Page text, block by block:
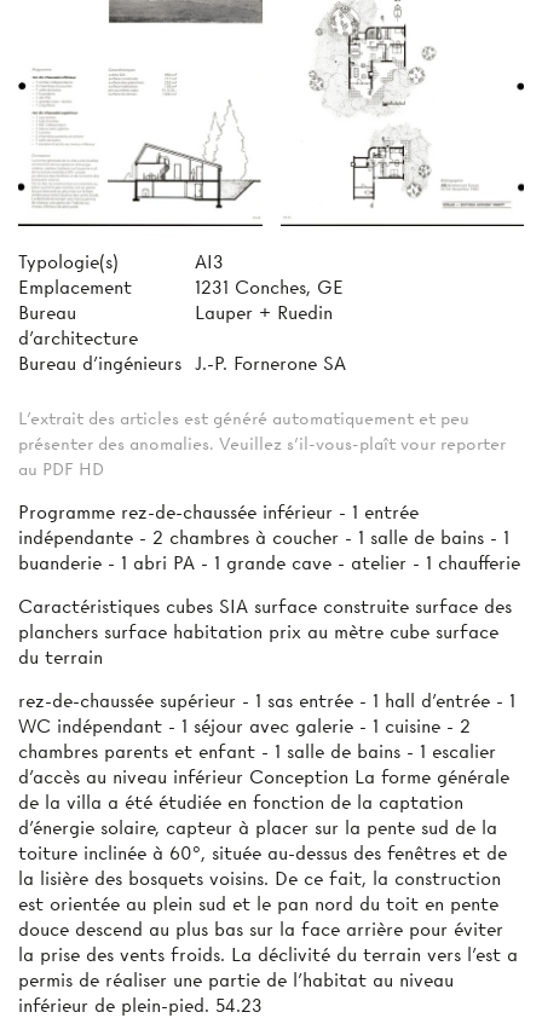
Typologie(s)
AI3
Emplacement
1231 Conches, GE
Bureau
d'architecture
Lauper + Ruedin
Bureau d'ingénieurs J.-P. Fornerone SA
L'extrait des articles est généré automatiquement et peu
présenter des anomalies. Veuillez s'il-vous-plaît vour reporter
au PDF HD
Programme rez-de-chaussée inférieur - 1 entrée
indépendante - 2 chambres à coucher - 1 salle de bains - 1
buanderie - 1 abri PA - 1 grande cave - atelier - 1 chaufferie
Caractéristiques cubes SIA surface construite surface des
planchers surface habitation prix au mètre cube surface
du terrain
rez-de-chaussée supérieur - 1 sas entrée - 1 hall d'entrée - 1
WC indépendant - 1 séjour avec galerie - 1 cuisine - 2
chambres parents et enfant - 1 salle de bains - 1 escalier
d’accès au niveau inférieur Conception La forme générale
de la villa a été étudiée en fonction de la captation
d'énergie solaire, capteur à placer sur la pente sud de la
toiture inclinée à 60°, située au-dessus des fenêtres et de
la lisière des bosquets voisins. De ce fait, la construction
est orientée au plein sud et le pan nord du toit en pente
douce descend au plus bas sur la face arrière pour éviter
la prise des vents froids. La déclivité du terrain vers l'est a
permis de réaliser une partie de l'habitat au niveau
inférieur de plein-pied. 54.23